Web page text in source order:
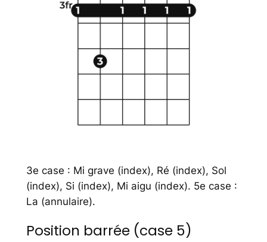
3e case : Mi grave (index), Ré (index), Sol
(index), Si (index), Mi aigu (index). 5e case :
La (annulaire).
Position barrée (case 5)